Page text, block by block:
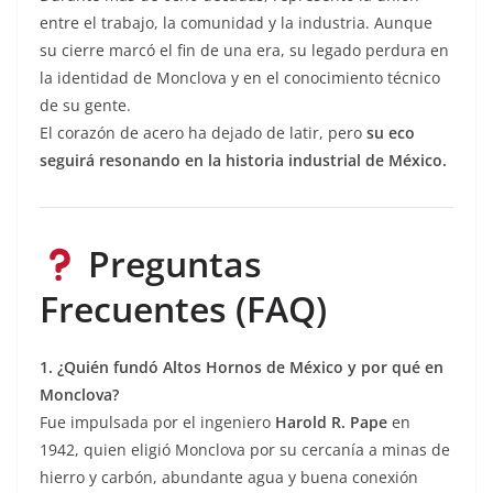
entre el trabajo, la comunidad y la industria. Aunque
su cierre marcó el fin de una era, su legado perdura en
la identidad de Monclova y en el conocimiento técnico
de su gente.
El corazón de acero ha dejado de latir, pero su eco
seguirá resonando en la historia industrial de México.
Preguntas
Frecuentes (FAQ)
1. ¿Quién fundó Altos Hornos de México y por qué en
Monclova?
Fue impulsada por el ingeniero Harold R. Pape en
1942, quien eligió Monclova por su cercanía a minas de
hierro y carbón, abundante agua y buena conexión